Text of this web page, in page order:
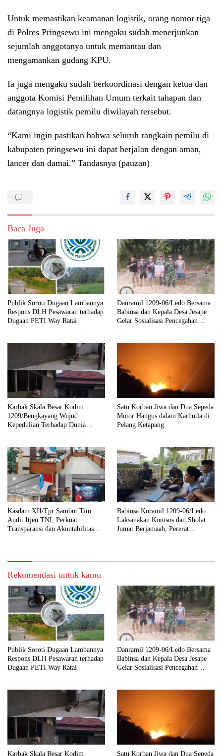
Untuk memastikan keamanan logistik, orang nomor tiga
di Polres Pringsewu ini mengaku sudah menerjunkan
sejumlah anggotanya untuk memantau dan
mengamankan gudang KPU.
Ia juga mengaku sudah berkoordinasi dengan ketua dan
anggota Komisi Pemilihan Umum terkait tahapan dan
datangnya logistik pemilu diwilayah tersebut.
“Kami ingin pastikan bahwa seluruh rangkain pemilu di
kabupaten pringsewu ini dapat berjalan dengan aman,
lancer dan damai.” Tandasnya (pauzan)
Baca Juga
Publik Soroti Dugaan Lambannya
Respons DLH Pesawaran terhadap
Dugaan PETI Way Ratai
Danramil 1209-06/Ledo Bersama
Babinsa dan Kepala Desa Jesape
Gelar Sosialisasi Pencegahan
Karbak Skala Besar Kodim
1209/Bengkayang Wujud
Kepedulian Terhadap Dunia
Satu Korban Jiwa dan Dua Sepeda
Motor Hangus dalam Karhutla di
Pelang Ketapang
Kasdam XII/Tpr Sambut Tim
Audit Itjen TNI, Perkuat
Transparansi dan Akuntabilitas
Babinsa Koramil 1209-06/Ledo
Laksanakan Komsos dan Sholat
Jumat Berjamaah, Pererat
Rekomendasi untuk kamu
Publik Soroti Dugaan Lambannya
Respons DLH Pesawaran terhadap
Dugaan PETI Way Ratai
Danramil 1209-06/Ledo Bersama
Babinsa dan Kepala Desa Jesape
Gelar Sosialisasi Pencegahan
Karbak Skala Besar Kodim Satu Korban Jiwa dan Dua Sepeda